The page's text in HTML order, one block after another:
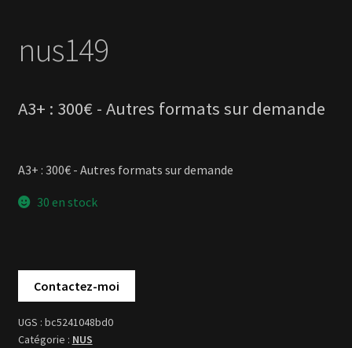
A3+ : 300€ - Autres formats sur demande
30 en stock
bc5241048bd0
NUS